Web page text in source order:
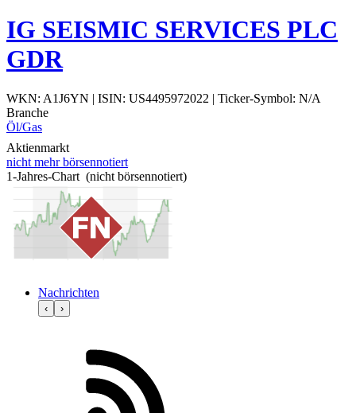
IG SEISMIC SERVICES PLC
GDR
WKN: A1J6YN | ISIN: US4495972022 | Ticker-Symbol: N/A
Branche
Öl/Gas
Aktienmarkt
nicht mehr börsennotiert
1-Jahres-Chart (nicht börsennotiert)
Nachrichten
‹ ›